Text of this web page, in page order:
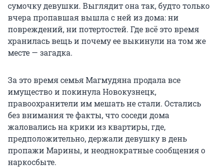
сумочку девушки. Выглядит она так, будто только
вчера пропавшая вышла с ней из дома: ни
повреждений, ни потертостей. Где всё это время
хранилась вещь и почему ее выкинули на том же
месте — загадка.
За это время семья Магмудяна продала все
имущество и покинула Новокузнецк,
правоохранители им мешать не стали. Остались
без внимания те факты, что соседи дома
жаловались на крики из квартиры, где,
предположительно, держали девушку в день
пропажи Марины, и неоднократные сообщения о
наркосбыте.